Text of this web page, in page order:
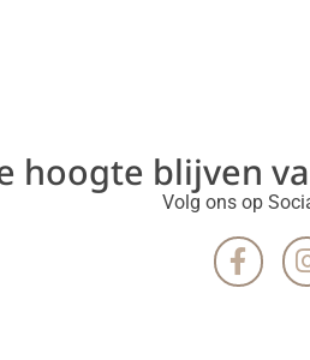
hoogte blijven
Volg ons op